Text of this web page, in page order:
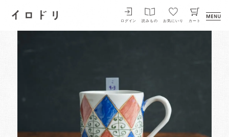
イロドリ
ログイン 読みもの お気にいり カート